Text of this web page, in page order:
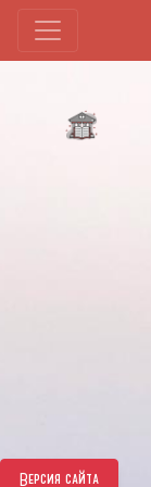
Версия сайта